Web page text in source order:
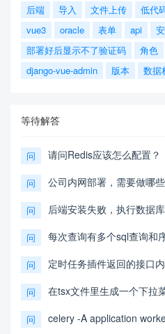
后端
导入 文件上传 低代
vue3
oracle 表单 api
部署好后显示不了验证码
角色
django-vue-admin
版本 数据
等待解答
问 请问Redis应该怎么配置？
问 公司内网部署，需要做哪
问 后端安装失败，执行数据
问 每次查询有多个sql查询和
问 定时任务插件返回的接口
问 在tsx文件里生成一个下拉
问 celery -A application